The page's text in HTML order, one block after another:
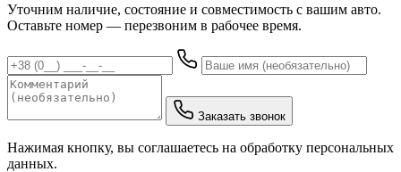
Уточним наличие, состояние и совместимость с вашим авто.
Оставьте номер — перезвоним в рабочее время.
Заказать звонок
Нажимая кнопку, вы соглашаетесь на обработку персональных
данных.